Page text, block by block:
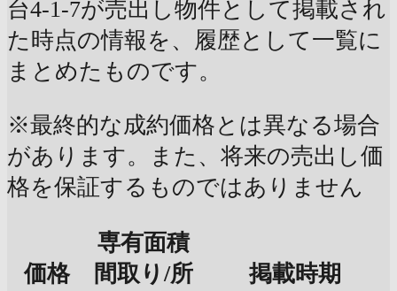
台4-1-7が売出し物件として掲載され
た時点の情報を、履歴として一覧に
まとめたものです。
※最終的な成約価格とは異なる場合
があります。また、将来の売出し価
格を保証するものではありません
価格
専有面積
間取り/所
掲載時期